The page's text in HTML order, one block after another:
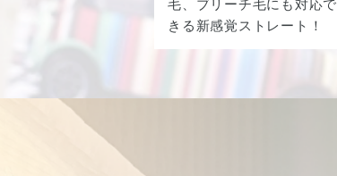
きる新感覚ストレート！